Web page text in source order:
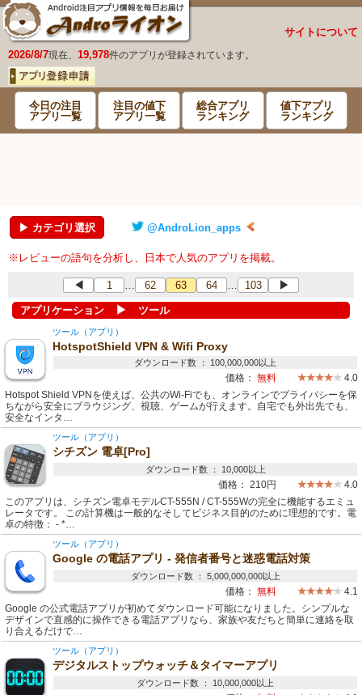
サイトについて
2026/8/7現在、 19,978件のアプリが登録されています。
今日の注目
アプリ一覧
注目の値下
アプリ一覧
総合アプリ
ランキング
値下アプリ
ランキング
▶ カテゴリ選択 @AndroLion_apps
※レビューの語句を分析し、日本で人気のアプリを掲載。
◀ 1 … 62 63 64 … 103 ▶
アプリケーション ▶ ツール
ツール（アプリ）
HotspotShield VPN & Wifi Proxy
ダウンロード数 ： 100,000,000以上
価格： 無料
4.0
Hotspot Shield VPNを使えば、公共のWi-Fiでも、オンラインでプライバシーを保
ちながら安全にブラウジング、視聴、ゲームが行えます。自宅でも外出先でも、
安全なインタ…
ツール（アプリ）
シチズン 電卓[Pro]
ダウンロード数 ： 10,000以上
価格： 210円
4.0
このアプリは、シチズン電卓モデルCT-555N / CT-555Wの完全に機能するエミュ
レータです。 この計算機は一般的なそしてビジネス目的のために理想的です。電
卓の特徴： - *…
ツール（アプリ）
Google の電話アプリ - 発信者番号と迷惑電話対策
ダウンロード数 ： 5,000,000,000以上
価格： 無料
4.1
Google の公式電話アプリが初めてダウンロード可能になりました。シンプルな
デザインで直感的に操作できる電話アプリなら、家族や友だちと簡単に連絡を取
り合えるだけで…
ツール（アプリ）
デジタルストップウォッチ＆タイマーアプリ
ダウンロード数 ： 10,000,000以上